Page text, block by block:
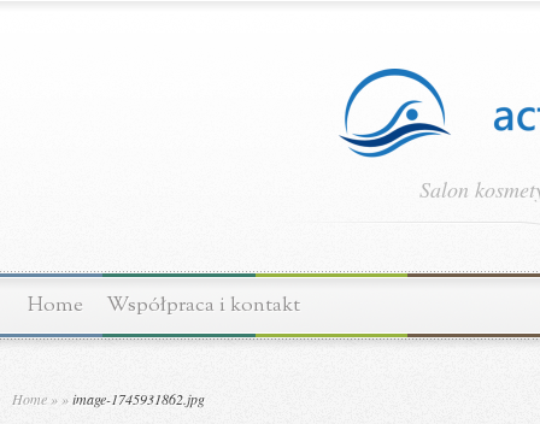
Salon
Home Współpraca i kontakt
Home » »image-1745931862.jpg